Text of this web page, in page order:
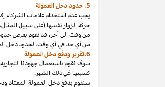
5. حدود دخل العمولة
يجب عدم استخدام علامات الشركاء
حركة الزوار نفسها (على سبيل
من وقت الىأخر،قد نقوم بفرض
من أي حد في أي وقت. لحدود دخل
6.تقرير ودفع دخل العمولة
سوف نقوم باستعمال جهودنا
كسبتها في ذلك الشهر.